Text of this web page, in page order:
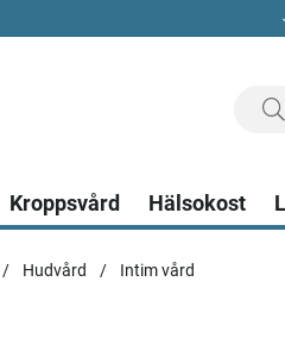
Kroppsvård Hälsokost
Hudvård Intim vård